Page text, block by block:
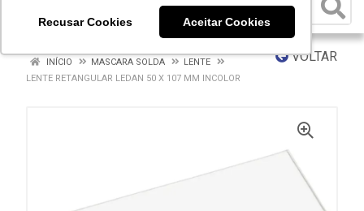
Recusar Cookies Aceitar Cookies
VOLTAR
INÍCIO MASCARA SOLDA
LENTE
LENTE RETANGULAR LEDAN 50 X 107 MM INCOLOR